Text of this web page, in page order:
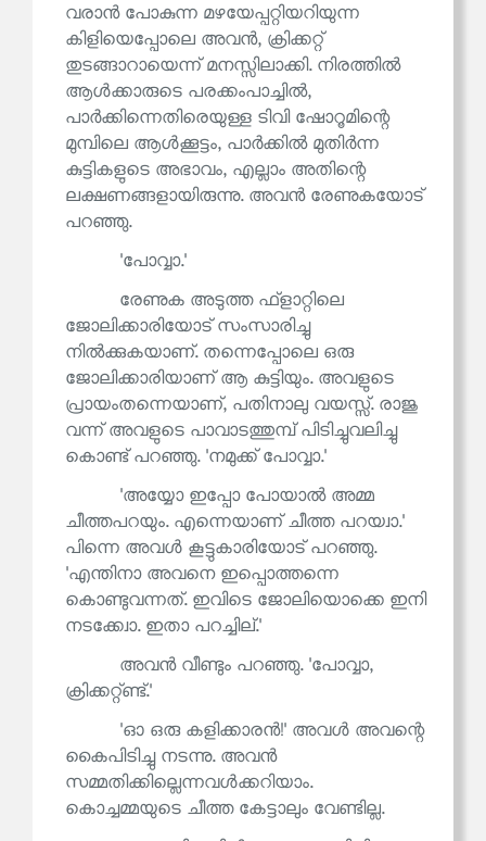
വരാൻ പോകുന്ന മഴയേപ്പറ്റിയറിയുന്ന
കിളിയെപ്പോലെ അവൻ, ക്രിക്കറ്റ്
തുടങ്ങാറായെന്ന് മനസ്സിലാക്കി. നിരത്തിൽ
ആൾക്കാരുടെ പരക്കംപാച്ചിൽ,
പാർക്കിന്നെതിരെയുള്ള ടിവി ഷോറൂമിന്റെ
മുമ്പിലെ ആൾക്കൂട്ടം, പാർക്കിൽ മുതിർന്ന
കുട്ടികളുടെ അഭാവം, എല്ലാം അതിന്റെ
ലക്ഷണങ്ങളായിരുന്നു. അവൻ രേണുകയോട്
പറഞ്ഞു.
'പോവ്വാ.'
രേണുക അടുത്ത ഫ്‌ളാറ്റിലെ
ജോലിക്കാരിയോട് സംസാരിച്ചു
നിൽക്കുകയാണ്. തന്നെപ്പോലെ ഒരു
ജോലിക്കാരിയാണ് ആ കുട്ടിയും. അവളുടെ
പ്രായംതന്നെയാണ്, പതിനാലു വയസ്സ്. രാജു
വന്ന് അവളുടെ പാവാടത്തുമ്പ് പിടിച്ചുവലിച്ചു
കൊണ്ട് പറഞ്ഞു. 'നമുക്ക് പോവ്വാ.'
'അയ്യോ ഇപ്പോ പോയാൽ അമ്മ
ചീത്തപറയും. എന്നെയാണ് ചീത്ത പറയ്വാ.'
പിന്നെ അവൾ കൂട്ടുകാരിയോട് പറഞ്ഞു.
'എന്തിനാ അവനെ ഇപ്പൊത്തന്നെ
കൊണ്ടുവന്നത്. ഇവിടെ ജോലിയൊക്കെ ഇനി
നടക്ക്വോ. ഇതാ പറച്ചില്.'
അവൻ വീണ്ടും പറഞ്ഞു. 'പോവ്വാ,
ക്രിക്കറ്റ്ണ്ട്.'
'ഓ ഒരു കളിക്കാരൻ!' അവൾ അവന്റെ
കൈപിടിച്ചു നടന്നു. അവൻ
സമ്മതിക്കില്ലെന്നവൾക്കറിയാം.
കൊച്ചമ്മയുടെ ചീത്ത കേട്ടാലും വേണ്ടില്ല.